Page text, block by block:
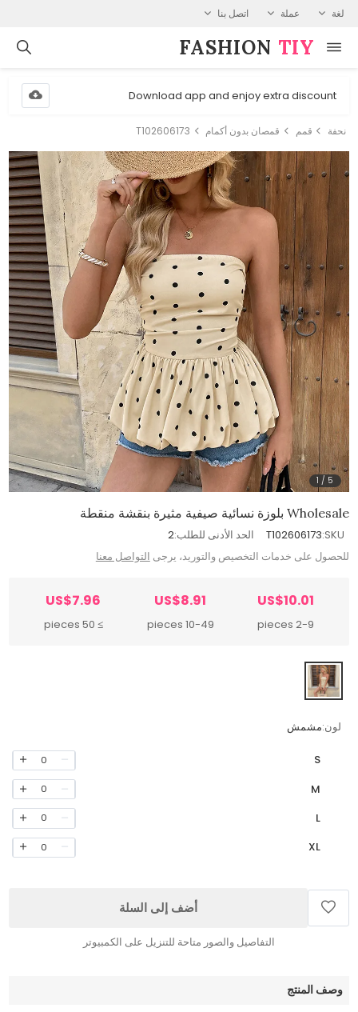
لغة عملة اتصل بنا
FASHION⁠ TIY
Download app and enjoy extra discount
نحفة قمم قمصان بدون أكمام T102606173
1 / 5
Wholesale بلوزة نسائية صيفية مثيرة بنقشة منقطة
SKU:
T102606173 الحد الأدنى للطلب:2
للحصول على خدمات التخصيص والتوريد، يرجى التواصل معنا
US$10.01
2-9 pieces
US$8.91
10-49 pieces
US$7.96
≥ 50 pieces
لون:مشمش
S
0
M
0
L
0
XL
0
أضف إلى السلة
التفاصيل والصور متاحة للتنزيل على الكمبيوتر
وصف المنتج